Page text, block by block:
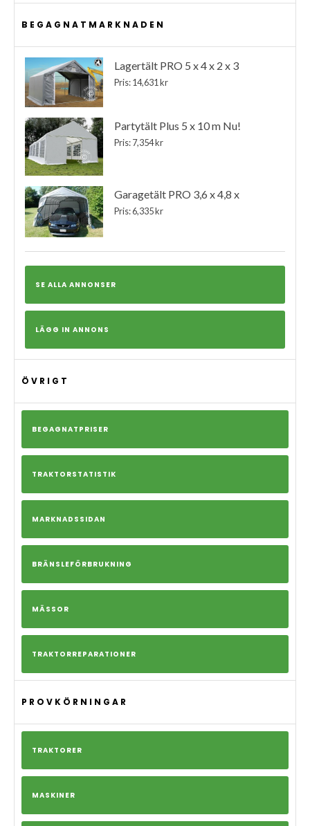
BEGAGNATMARKNADEN
Lagertält PRO 5 x 4 x 2 x 3
Pris: 14,631 kr
Partytält Plus 5 x 10 m Nu!
Pris: 7,354 kr
Garagetält PRO 3,6 x 4,8 x
Pris: 6,335 kr
SE ALLA ANNONSER
LÄGG IN ANNONS
ÖVRIGT
BEGAGNATPRISER
TRAKTORSTATISTIK
MARKNADSSIDAN
BRÄNSLEFÖRBRUKNING
MÄSSOR
TRAKTORREPARATIONER
PROVKÖRNINGAR
TRAKTORER
MASKINER